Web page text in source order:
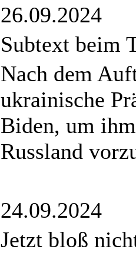
26.09.2024
Subtext beim
Nach dem
ukrainische
Biden, um ihm
Russland
24.09.2024
Jetzt bloß